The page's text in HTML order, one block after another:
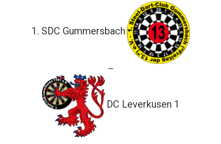
1. SDC Gummersbach
—
DC Leverkusen 1